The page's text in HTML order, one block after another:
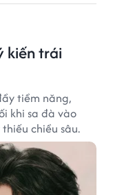
kiến trái
tiềm năng,
khi sa đà vào
chiều sâu.